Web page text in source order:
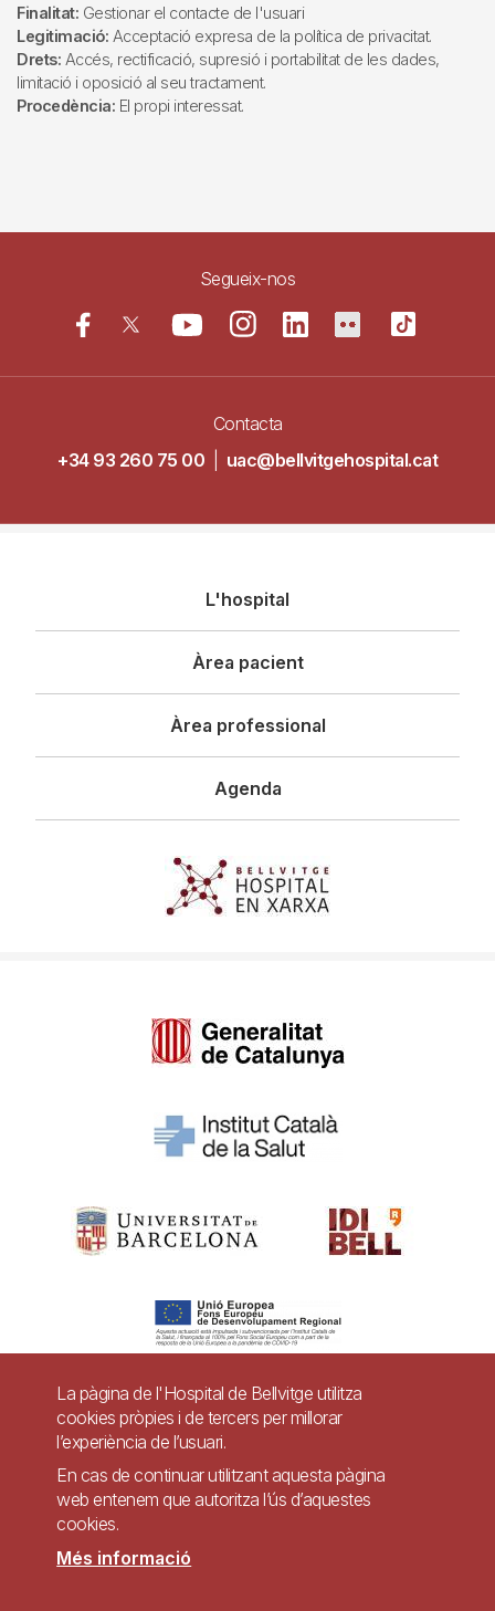
Finalitat: Gestionar el contacte de l'usuari
Legitimació: Acceptació expresa de la política de privacitat.
Drets: Accés, rectificació, supresió i portabilitat de les dades,
limitació i oposició al seu tractament.
Procedència: El propi interessat.
Segueix-nos
Contacta
+34 93 260 75 00
uac@bellvitgehospital.cat
principal
L'hospital
Àrea pacient
Àrea professional
Agenda
Pie
página
Contacte
Accessibilitat Avís legal Ajuda
La pàgina de l'Hospital de Bellvitge utilitza
cookies pròpies i de tercers per millorar
l’experiència de l’usuari.
En cas de continuar utilitzant aquesta pàgina
web entenem que autoritza l’ús d’aquestes
cookies.
Més informació